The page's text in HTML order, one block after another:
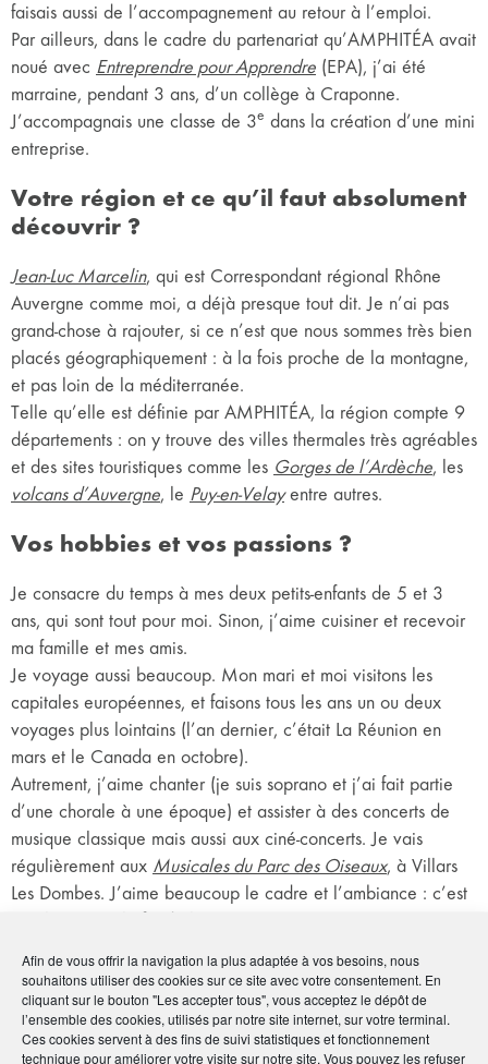
Afin de vous offrir la navigation la plus adaptée à vos besoins, nous
souhaitons utiliser des cookies sur ce site avec votre consentement. En
cliquant sur le bouton "Les accepter tous", vous acceptez le dépôt de
l’ensemble des cookies, utilisés par notre site internet, sur votre terminal.
Ces cookies servent à des fins de suivi statistiques et fonctionnement
technique pour améliorer votre visite sur notre site. Vous pouvez les refuser
faisais aussi de l’accompagnement au retour à l’emploi.
Par ailleurs, dans le cadre du partenariat qu’AMPHITÉA avait
noué avec Entreprendre pour Apprendre (EPA), j’ai été
marraine, pendant 3 ans, d’un collège à Craponne.
J’accompagnais une classe de 3e dans la création d’une mini
entreprise.
Votre région et ce qu’il faut absolument
découvrir ?
Jean-Luc Marcelin, qui est Correspondant régional Rhône
Auvergne comme moi, a déjà presque tout dit. Je n’ai pas
grand-chose à rajouter, si ce n’est que nous sommes très bien
placés géographiquement : à la fois proche de la montagne,
et pas loin de la méditerranée.
Telle qu’elle est définie par AMPHITÉA, la région compte 9
départements : on y trouve des villes thermales très agréables
et des sites touristiques comme les Gorges de l’Ardèche, les
volcans d’Auvergne, le Puy-en-Velayentre autres.
Vos hobbies et vos passions ?
Je consacre du temps à mes deux petits-enfants de 5 et 3
ans, qui sont tout pour moi. Sinon, j’aime cuisiner et recevoir
ma famille et mes amis.
Je voyage aussi beaucoup. Mon mari et moi visitons les
capitales européennes, et faisons tous les ans un ou deux
voyages plus lointains (l’an dernier, c’était La Réunion en
mars et le Canada en octobre).
Autrement, j’aime chanter (je suis soprano et j’ai fait partie
d’une chorale à une époque) et assister à des concerts de
musique classique mais aussi aux ciné-concerts. Je vais
régulièrement aux Musicales du Parc des Oiseaux, à Villars
Les Dombes. J’aime beaucoup le cadre et l’ambiance : c’est
Votre rôle de Correspondante régionale
AMPHITÉA ?
Je suis Correspondante régionale depuis 2015 et attaque ma